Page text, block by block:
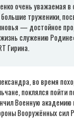
очень уважаемая
труженики,
— достойное
служению
Гирина.
во время
поклялся пойти
Военную академию
Вооружённых сил